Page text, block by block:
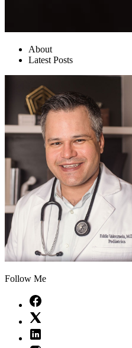
About
Latest Posts
Follow Me